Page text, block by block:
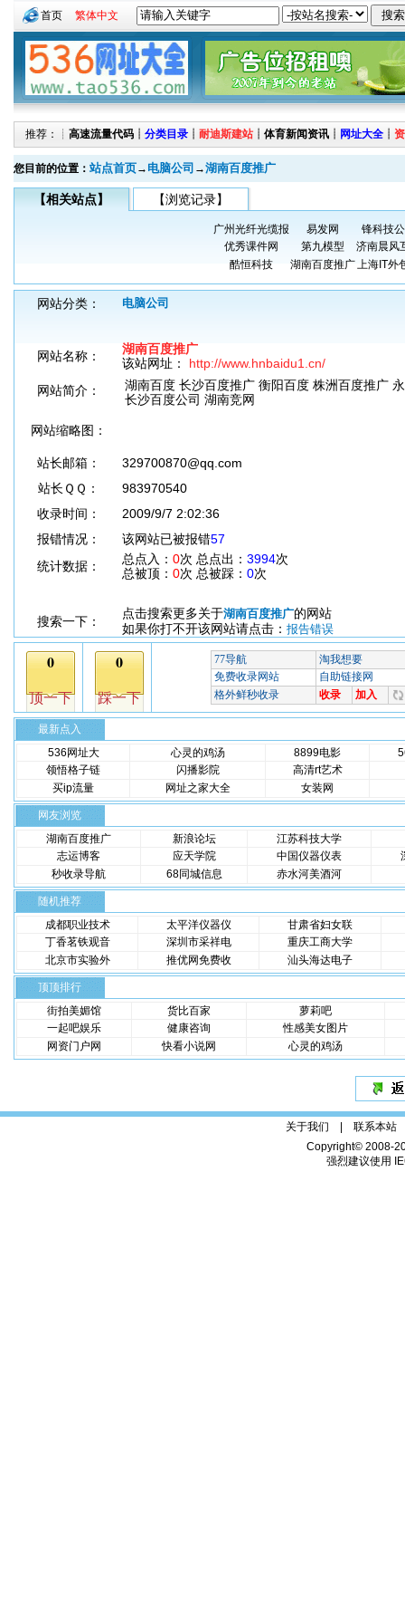
首页 繁体中文
推荐：┊ 高速流量代码 ┊ 分类目录 ┊ 耐迪斯建站 ┊ 体育新闻资讯 ┊ 网址大全 ┊
您目前的位置： 站点首页→ 电脑公司 →湖南百度推广
【相关站点】 【浏览记录】
广州光纤光缆报 易发网
锋科技
优秀课件网
第九模型
济南晨风
酷恒科技
湖南百度推广上海IT外
网站分类： 电脑公司
网站名称：
湖南百度推广
该站网址： http://www.hnbaidu1.cn/
网站简介：
湖南百度 长沙百度推广 衡阳百度 株洲百度推广
长沙百度公司 湖南竞网
网站缩略图：
站长邮箱：
329700870@qq.com
站长ＱＱ：
983970540
收录时间：
2009/9/7 2:02:36
报错情况：
该网站已被报错57
统计数据：
总点入： 0次 总点出： 3994次
总被顶： 0次 总被踩： 0次
搜索一下：
点击搜索更多关于湖南百度推广的网站
如果你打不开该网站请点击： 报告错误
最新点入
536网址大
心灵的鸡汤 8899电影
领悟格子链
闪播影院
高清rt艺术
买ip流量
网址之家大全 女装网
网友浏览
湖南百度推广
新浪论坛
江苏科技大学
志运博客
应天学院 中国仪器仪表
秒收录导航
68同城信息 赤水河美酒河
随机推荐
成都职业技术
太平洋仪器仪
甘肃省妇女联
丁香茗铁观音
深圳市采祥电
重庆工商大学
北京市实验外
推优网免费收 汕头海达电子
顶顶排行
街拍美媚馆
货比百家
萝莉吧
一起吧娱乐
健康咨询
性感美女图片
网资门户网
快看小说网 心灵的鸡汤
关于我们 | 联系本站
Copyright© 2008-
强烈建议使用